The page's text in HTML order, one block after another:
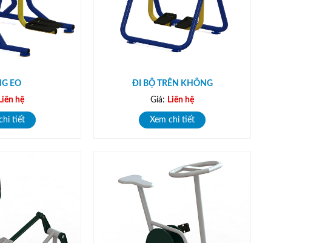
EO
Liên hệ
tiết
ĐI BỘ TRÊN KHÔNG
Giá: Liên hệ
Xem chi tiết